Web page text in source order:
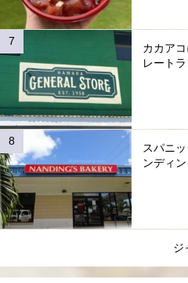
カカア
レートラ
スパニ
ンディン
ジ